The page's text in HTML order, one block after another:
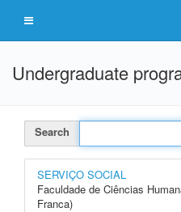
Undergraduate
Search
SERVIÇO SOCIAL
Faculdade de Ciências
Franca)